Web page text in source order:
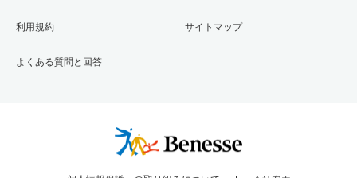
利用規約
よくある質問と回答
サイトマップ